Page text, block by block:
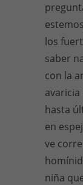
los
saber
con la
hasta
en
ve
niña